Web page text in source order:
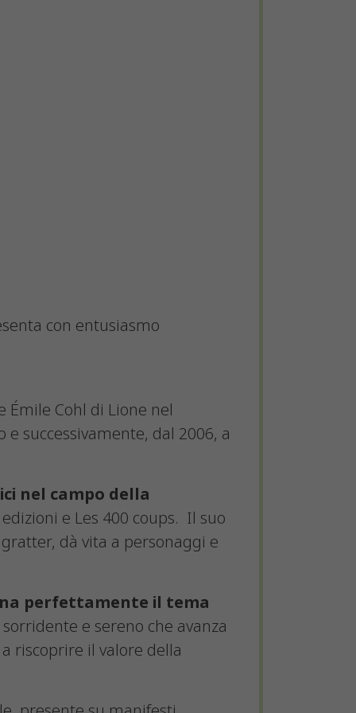
con entusiasmo
Émile Cohl di Lione nel
successivamente, dal 2006, a
nel campo della
e Les 400 coups. Il suo
dà vita a personaggi e
perfettamente il tema
e sereno che avanza
riscoprire il valore della